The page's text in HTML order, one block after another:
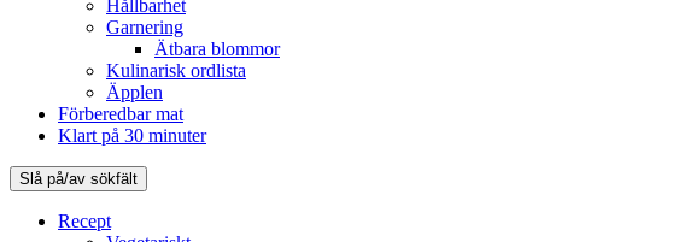
Hållbarhet
Garnering
Ätbara blommor
Kulinarisk ordlista
Äpplen
Förberedbar mat
Klart på 30 minuter
Slå på/av sökfält
Recept